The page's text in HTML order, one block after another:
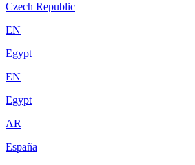
Czech Republic
EN
Egypt
EN
Egypt
AR
España